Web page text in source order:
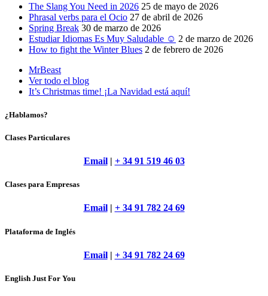
The Slang You Need in 2026 25 de mayo de 2026
Phrasal verbs para el Ocio 27 de abril de 2026
Spring Break 30 de marzo de 2026
Estudiar Idiomas Es Muy Saludable ☺ 2 de marzo de 2026
How to fight the Winter Blues 2 de febrero de 2026
MrBeast
Ver todo el blog
It’s Christmas time! ¡La Navidad está aquí!
¿Hablamos?
Clases Particulares
Email| + 34 91 519 46 03
Clases para Empresas
Email| + 34 91 782 24 69
Plataforma de Inglés
Email| + 34 91 782 24 69
English Just For You